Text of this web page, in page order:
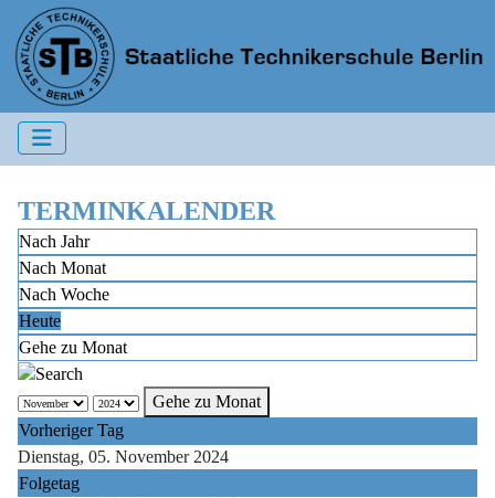
TERMINKALENDER
Nach Jahr
Nach Monat
Nach Woche
Heute
Gehe zu Monat
Gehe zu Monat
Vorheriger Tag
Dienstag, 05. November 2024
Folgetag